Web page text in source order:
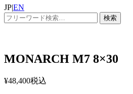
JP|EN
検索
MONARCH M7 8×30
¥48,400税込